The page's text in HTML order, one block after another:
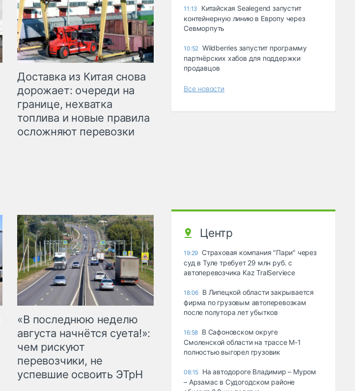
Доставка из Китая снова
дорожает: очереди на
границе, нехватка
топлива и новые правила
осложняют перевозки
«В последнюю неделю
августа начнётся суета!»:
чем рискуют
перевозчики, не
успевшие освоить ЭТрН
11:13
Китайская Sealegend запустит
контейнерную линию в Европу через
Севморпуть
10:52 Wildberries запустит программу
партнёрских хабов для поддержки
продавцов
Все новости
Центр
19:29 Страховая компания "Пари" через
суд в Туле требует 29 млн руб. с
автоперевозчика Kaz TralServiece
18:06 В Липецкой области закрывается
фирма по грузовым автоперевозкам
после полутора лет убытков
16:58 В Сафоновском округе
Смоленской области на трассе М-1
полностью выгорел грузовик
08:15 На автодороге Владимир – Муром
– Арзамас в Судогодском районе